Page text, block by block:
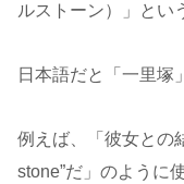
ルストーン）」とい
日本語だと「一里塚
例えば、「彼女との
stone”だ」のように